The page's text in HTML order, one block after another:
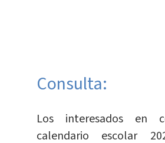
Consulta:
Los interesados en
calendario escolar